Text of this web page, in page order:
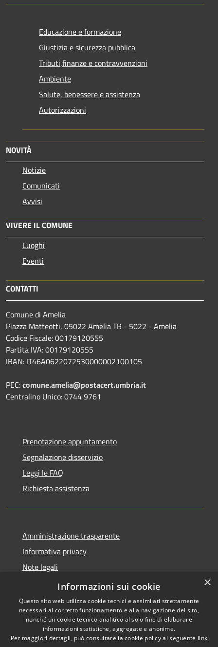
Educazione e formazione
Giustizia e sicurezza pubblica
Tributi,finanze e contravvenzioni
Ambiente
Salute, benessere e assistenza
Autorizzazioni
NOVITÀ
Notizie
Comunicati
Avvisi
VIVERE IL COMUNE
Luoghi
Eventi
CONTATTI
Comune di Amelia
Piazza Matteotti, 05022 Amelia TR - 5022 - Amelia
Codice Fiscale: 00179120555
Partita IVA: 00179120555
IBAN: IT46A0622072530000002100105
PEC:comune.amelia@postacert.umbria.it
Centralino Unico: 0744 9761
Prenotazione appuntamento
Segnalazione disservizio
Leggi le FAQ
Richiesta assistenza
Amministrazione trasparente
Informativa privacy
Note legali
Dichiarazione di accessibilità
Accessibilità
Copyright © 2026 • Comune di
Amelia • Powered by
×
Informazioni sui cookie
Questo sito web utilizza cookie tecnici e assimilati strettamente
necessari al corretto funzionamento e alla navigazione del sito,
nonché un cookie tecnico analitico al solo fine di elaborare
informazioni statistiche, aggregate e anonime.
Per maggiori dettagli, può consultare la cookie policy al seguente link